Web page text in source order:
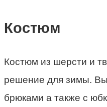
Костюм
Костюм из шерсти и
решение для зимы.
брюками а также с